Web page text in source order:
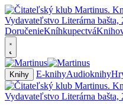
DoručenieKníhkupectvá
Knihy E-knihyAudioknihy